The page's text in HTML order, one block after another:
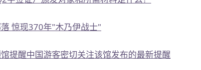
惊现370年"木乃伊战士"
提醒中国游客密切关注该馆发布的最新提醒